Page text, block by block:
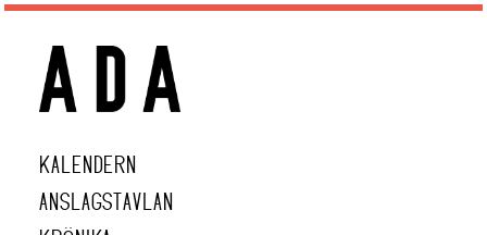
KALENDERN
ANSLAGSTAVLAN